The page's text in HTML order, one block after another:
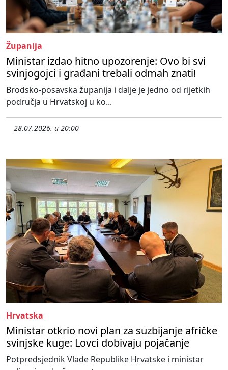
Županija
Ministar izdao hitno upozorenje: Ovo bi svi
svinjogojci i građani trebali odmah znati!
Brodsko-posavska županija i dalje je jedno od rijetkih
područja u Hrvatskoj u ko...
28.07.2026. u 20:00
Hrvatska
Ministar otkrio novi plan za suzbijanje afričke
svinjske kuge: Lovci dobivaju pojačanje
Potpredsjednik Vlade Republike Hrvatske i ministar